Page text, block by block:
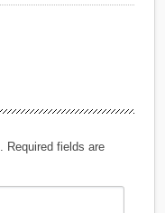
Required fields are